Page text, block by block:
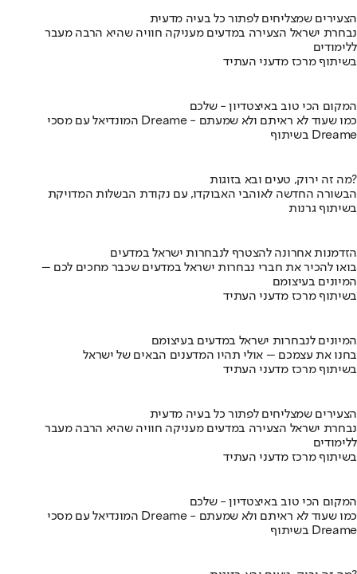
הצעירים שמצליחים לפתור כל בעיה מדעית
נבחרת ישראל הצעירה במדעים מעניקה חוויה שהיא הרבה מעבר
ללימודים
בשיתוף מרכז מדעני העתיד
המקום הכי טוב באיצטדיון - שלכם
המונדיאל עם מסכי Dreame - כמו שעוד לא ראיתם ולא שמעתם
בשיתוף Dreame
מה זה ירוק, טעים ובא בזוגות?
הבשורה החדשה לאוהבי האבוקדו, עם נקודת הבשלות המדויקת
בשיתוף גרנות
הזדמנות אחרונה להצטרף לנבחרות ישראל במדעים
בואו להכיר את חברי נבחרות ישראל במדעים שכבר מחכים לכם –
המיונים בעיצומם
בשיתוף מרכז מדעני העתיד
המיונים לנבחרות ישראל במדעים בעיצומם
בחנו את עצמכם – אולי תהיו המדענים הבאים של ישראל
בשיתוף מרכז מדעני העתיד
הצעירים שמצליחים לפתור כל בעיה מדעית
נבחרת ישראל הצעירה במדעים מעניקה חוויה שהיא הרבה מעבר
ללימודים
בשיתוף מרכז מדעני העתיד
המקום הכי טוב באיצטדיון - שלכם
המונדיאל עם מסכי Dreame - כמו שעוד לא ראיתם ולא שמעתם
בשיתוף Dreame